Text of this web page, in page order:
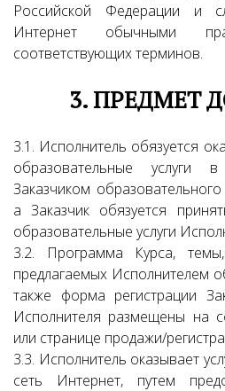
Российской Федерации и
Интернет обычными
соответствующих терминов.
3. ПРЕДМЕТ
3.1. Исполнитель обязуется
образовательные услуги
Заказчиком
а Заказчик обязуется
образовательные услуги
3.2. Программа Курса,
предлагаемых Исполнителем
также форма регистрации
Исполнителя размещены на
или странице продажи/
3.3. Исполнитель оказывает
сеть Интернет, путем